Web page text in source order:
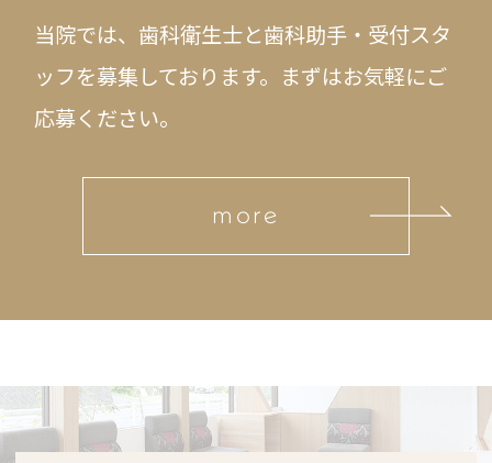
当院では、歯科衛生士と歯科助手・受付スタ
ッフを募集しております。 まずはお気軽にご
応募ください。
more